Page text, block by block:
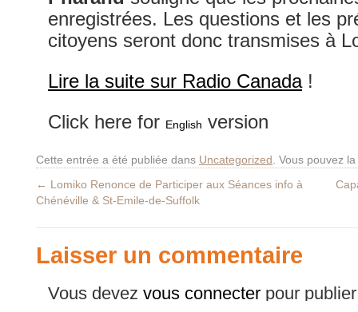
enregistrées. Les questions et les
citoyens seront donc transmises à
Lire la suite sur Radio Canada!
Click here for English version
Cette entrée a été publiée dans Uncategorized . Vous pouvez
← Lomiko Renonce de Participer aux Séances info à
Chénéville & St-Emile-de-Suffolk
Laisser un commentaire
Vous devez vous connecter pour